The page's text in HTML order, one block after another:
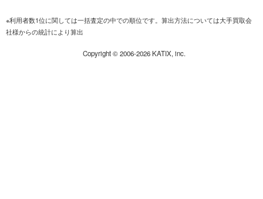
※利用者数1位に関しては一括査定の中での順位です。算出方法については大手買取会
社様からの統計により算出
Copyright ©2006-2026KATIX, inc.